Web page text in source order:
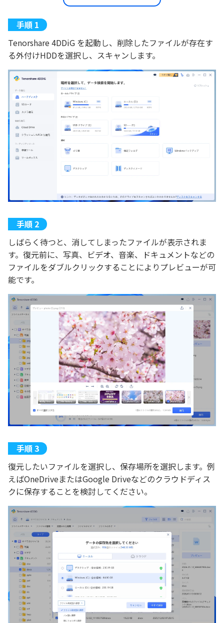
Tenorshare 4DDiG を起動し、削除したファイルが存在す
る外付けHDDを選択し、スキャンします。
しばらく待つと、消してしまったファイルが表示されま
す。復元前に、写真、ビデオ、音楽、ドキュメントなどの
ファイルをダブルクリックすることによりプレビューが可
能です。
復元したいファイルを選択し、保存場所を選択します。例
えばOneDriveまたはGoogle Driveなどのクラウドディス
クに保存することを検討してください。